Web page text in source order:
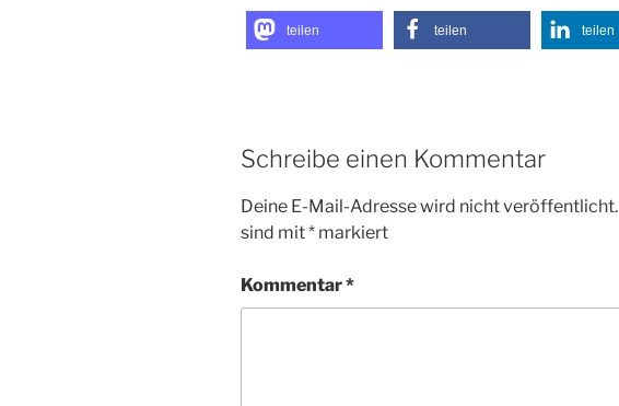
teilen teilen teilen
Schreibe einen Kommentar
Deine E-Mail-Adresse wird nicht veröffentlicht.
sind mit* markiert
Kommentar*